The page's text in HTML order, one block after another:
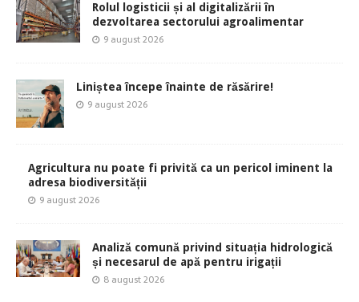
Rolul logisticii și al digitalizării în
dezvoltarea sectorului agroalimentar
9 august 2026
Liniștea începe înainte de răsărire!
9 august 2026
Agricultura nu poate fi privită ca un pericol iminent la
adresa biodiversității
9 august 2026
Analiză comună privind situația hidrologică
și necesarul de apă pentru irigații
8 august 2026